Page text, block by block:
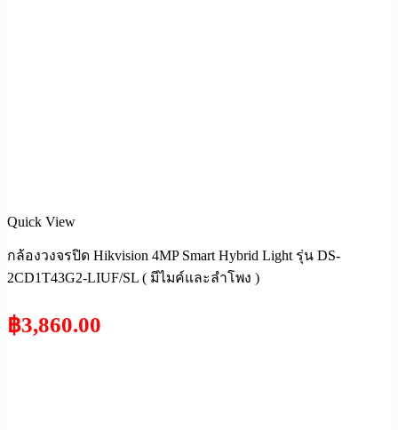
Quick View
กล้องวงจรปิด Hikvision 4MP Smart Hybrid Light รุ่น DS-
2CD1T43G2-LIUF/SL ( มีไมค์และลำโพง )
฿3,860.00